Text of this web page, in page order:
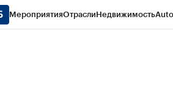
МероприятияОтраслиНедвижимость